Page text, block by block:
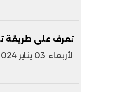
تعرف على طريقة
الأربعاء، 03 يناير 2024 01:20 ص